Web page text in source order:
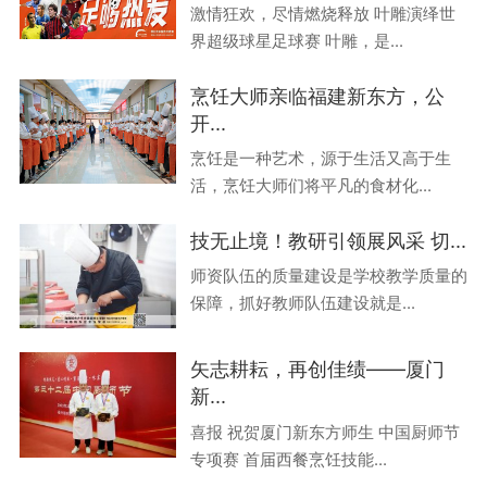
激情狂欢，尽情燃烧释放 叶雕演绎世
界超级球星足球赛 叶雕，是...
烹饪大师亲临福建新东方，公
开...
烹饪是一种艺术，源于生活又高于生
活，烹饪大师们将平凡的食材化...
技无止境！教研引领展风采 切...
师资队伍的质量建设是学校教学质量的
保障，抓好教师队伍建设就是...
矢志耕耘，再创佳绩——厦门
新...
喜报 祝贺厦门新东方师生 中国厨师节
专项赛 首届西餐烹饪技能...